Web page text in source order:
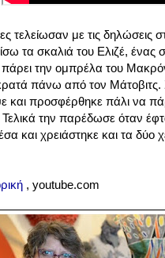
τελείωσαν με τις δηλώσεις
τα σκαλιά του Ελιζέ, ένας
την ομπρέλα του
πάνω από τον Μάτοβιτς.
και προσφέρθηκε πάλι να
την παρέδωσε όταν
και χρειάστηκε και τα δύο
, youtube.com